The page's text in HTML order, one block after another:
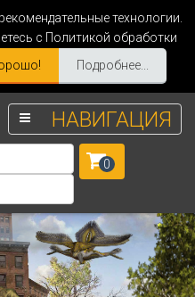
технологии.
с Политикой обработки
Подробнее...
НАВИГАЦИЯ
0